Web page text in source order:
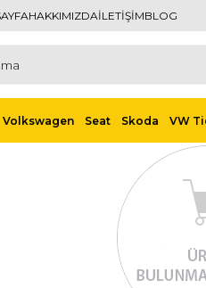
HAKKIMIZDAİLETİŞİMBLOG
Volkswagen Seat Skoda VW